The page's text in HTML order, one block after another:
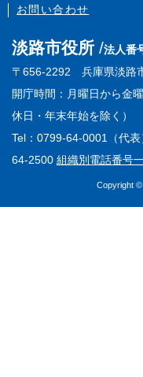
お問い合わせ
淡路市役所
法人番
〒656-2292 兵庫県淡路
開庁時間：月曜日から金
休日・年末年始を除く）
Tel：0799-64-0001（代
64-2500 組織別電話番号
Copyright ©